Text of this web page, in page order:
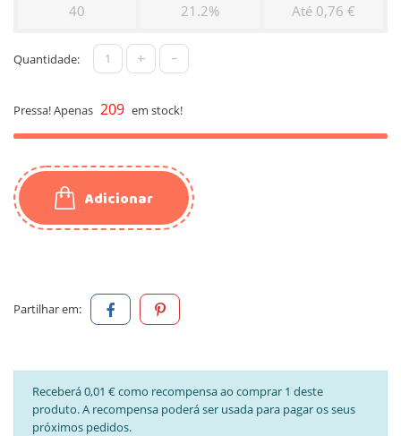
40 21.2% Até 0,76 €
Quantidade: + -
Pressa! Apenas 209 em stock!
Adicionar
Partilhar em:
Receberá 0,01 € como recompensa ao comprar 1 deste
produto. A recompensa poderá ser usada para pagar os seus
próximos pedidos.